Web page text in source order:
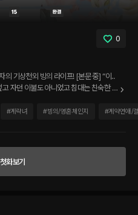
0
외 빙의 라이프! [본문 중] “이..
내가 있는 곳은 내 방이 아니고 내가 입고
되어 허리까지 치렁치렁 내려와 있었고
#계략녀 #빙의/영혼체인지 #계약연애/
화보기